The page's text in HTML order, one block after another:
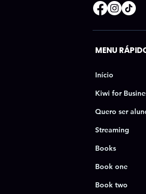
MENU
Início
Kiwi for
Quero ser
Streaming
Books
Book one
Book two